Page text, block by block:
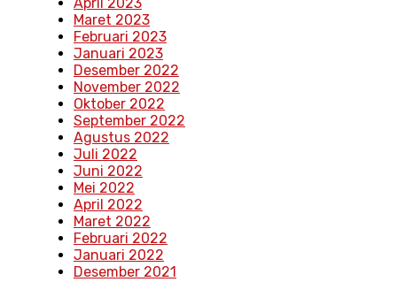
Maret 2023
Februari 2023
Januari 2023
Desember 2022
November 2022
Oktober 2022
September 2022
Agustus 2022
Juli 2022
Juni 2022
Mei 2022
April 2022
Maret 2022
Februari 2022
Januari 2022
Desember 2021